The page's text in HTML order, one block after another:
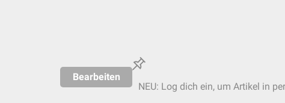
Bearbeiten
NEU: Log dich ein, um Artikel in